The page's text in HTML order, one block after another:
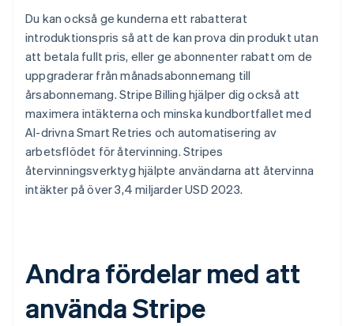
Du kan också ge kunderna ett rabatterat
introduktionspris så att de kan prova din produkt utan
att betala fullt pris, eller ge abonnenter rabatt om de
uppgraderar från månadsabonnemang till
årsabonnemang. Stripe Billing hjälper dig också att
maximera intäkterna och minska kundbortfallet med
AI-drivna Smart Retries och automatisering av
arbetsflödet för återvinning. Stripes
återvinningsverktyg hjälpte användarna att återvinna
intäkter på över 3,4 miljarder USD 2023.
Andra fördelar med att
använda Stripe